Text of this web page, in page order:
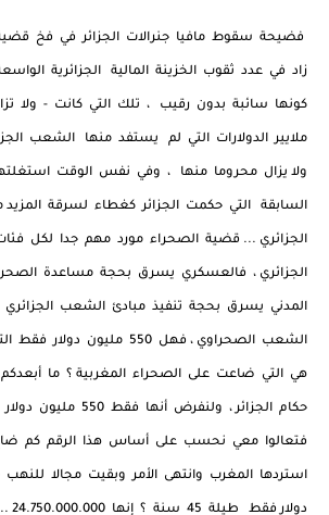
فضيحة سقوط مافيا جنرالات الجزائر في فخ
زاد في عدد ثقوب الخزينة المالية الجزائرية
كونها سائبة بدون رقيب ، تلك التي كانت - ولا
ولا يزال محروما منها ، وفي نفس الوقت
السابقة التي حكمت الجزائر كغطاء لسرقة
الجزائري ... قضية الصحراء مورد مهم جدا لكل
الجزائري ، فالعسكري يسرق بحجة مساعدة
المدني يسرق بحجة تنفيذ مبادئ الشعب
الشعب الصحراوي ، فهل 550 مليون
هي التي ضاعت على الصحراء المغربية ؟ ما أبعدكم
فتعالوا معي نحسب على أساس هذا الرقم كم